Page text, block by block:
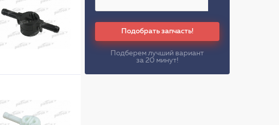
Подобрать запчасть!
Подберем лучший вариант
за 20 минут!